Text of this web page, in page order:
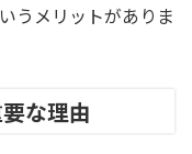
うメリットがありま
な理由